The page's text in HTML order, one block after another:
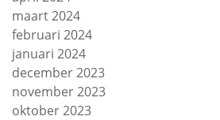
maart 2024
februari 2024
januari 2024
december 2023
november 2023
oktober 2023